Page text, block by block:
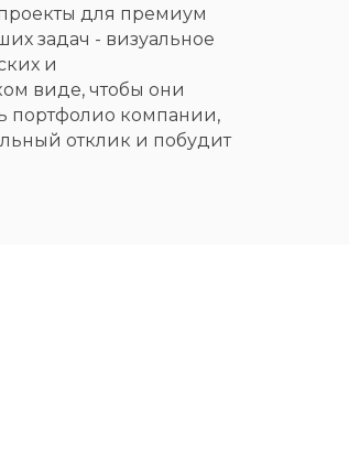
для премиум
задач - визуальное
и
виде, чтобы они
портфолио компании,
отклик и побудит